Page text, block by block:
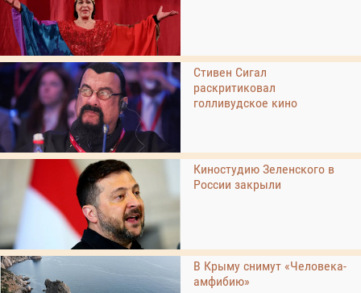
Стивен Сигал
раскритиковал
голливудское кино
Киностудию Зеленского в
России закрыли
В Крыму снимут «Человека-
амфибию»